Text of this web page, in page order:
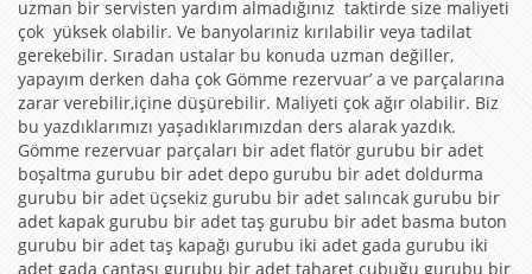
uzman bir servisten yardım almadığınız taktirde size maliyeti
çok yüksek olabilir. Ve banyolarıniz kırılabilir veya tadilat
gerekebilir. Sıradan ustalar bu konuda uzman değiller,
yapayım derken daha çok Gömme rezervuar’ a ve parçalarına
zarar verebilir,içine düşürebilir. Maliyeti çok ağır olabilir. Biz
bu yazdıklarımızı yaşadıklarımızdan ders alarak yazdık.
Gömme rezervuar parçaları bir adet flatör gurubu bir adet
boşaltma gurubu bir adet depo gurubu bir adet doldurma
gurubu bir adet üçsekiz gurubu bir adet salıncak gurubu bir
adet kapak gurubu bir adet taş gurubu bir adet basma buton
gurubu bir adet taş kapağı gurubu iki adet gada gurubu iki
adet gada çantası gurubu bir adet taharet çubuğu gurubu bir